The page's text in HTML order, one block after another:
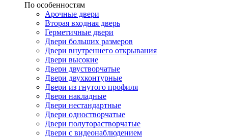
По особенностям
Арочные двери
Вторая входная дверь
Герметичные двери
Двери больших размеров
Двери внутреннего открывания
Двери высокие
Двери двустворчатые
Двери двухконтурные
Двери из гнутого профиля
Двери накладные
Двери нестандартные
Двери одностворчатые
Двери полуторастворчатые
Двери с видеонаблюдением